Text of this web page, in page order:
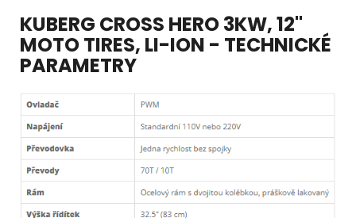
KUBERG CROSS HERO 3KW, 12"
MOTO TIRES, LI-ION - TECHNICKÉ
PARAMETRY